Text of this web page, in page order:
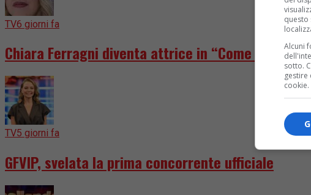
TV6 giorni fa
Chiara Ferragni diventa attrice in “Come
TV5 giorni fa
GFVIP, svelata la prima concorrente ufficiale
questo
Alcuni
sotto.
gestire
cookie.